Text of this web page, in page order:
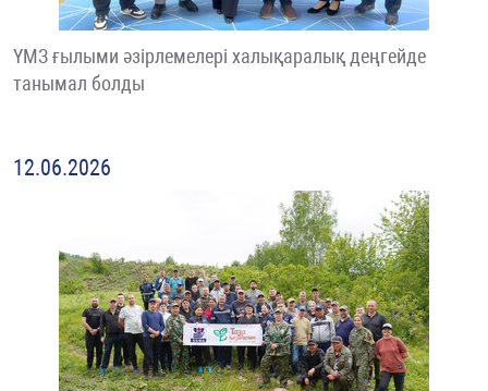
ҮМЗ ғылыми әзірлемелері халықаралық деңгейде
танымал болды
12.06.2026